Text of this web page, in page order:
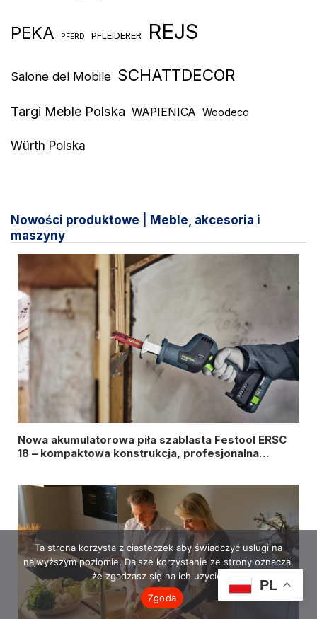
PEKA PFERD PFLEIDERER REJS
Salone del Mobile SCHATTDECOR
Targi Meble Polska WAPIENICA Woodeco
Würth Polska
Nowości produktowe | Meble, akcesoria i
maszyny
Nowa akumulatorowa piła szablasta Festool ERSC
18 – kompaktowa konstrukcja, profesjonalna
PL
Ta strona korzysta z ciasteczek aby świadczyć usługi na
najwyższym poziomie. Dalsze korzystanie ze strony oznacza,
że zgadzasz się na ich użycie.
Zgoda